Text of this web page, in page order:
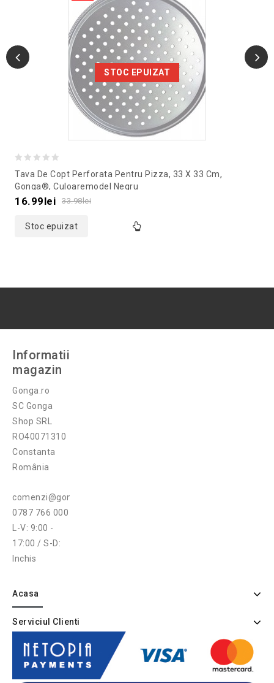
STOC EPUIZAT
out
of
Tava De Copt Perforata Pentru Pizza, 33 X 33 Cm,
Gonga®, Culoaremodel Negru
33.98lei
16.99lei
Stoc epuizat
Informatii
magazin
Gonga.ro
SC Gonga
Shop SRL
RO40071310
Constanta
România
comenzi@gonga.ro
0787 766 000
L-V: 9:00 -
17:00 / S-D:
Inchis
Acasa
Serviciul Clienti